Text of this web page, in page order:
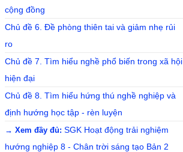
cộng đồng
Chủ đề 6. Đề phòng thiên tai và giảm nhẹ rủi
ro
Chủ đề 7. Tìm hiểu nghề phổ biến trong xã hội
hiện đại
Chủ đề 8. Tìm hiểu hứng thú nghề nghiệp và
định hướng học tập - rèn luyện
→ Xem đầy đủ: SGK Hoạt động trải nghiệm
hướng nghiệp 8 - Chân trời sáng tạo Bản 2